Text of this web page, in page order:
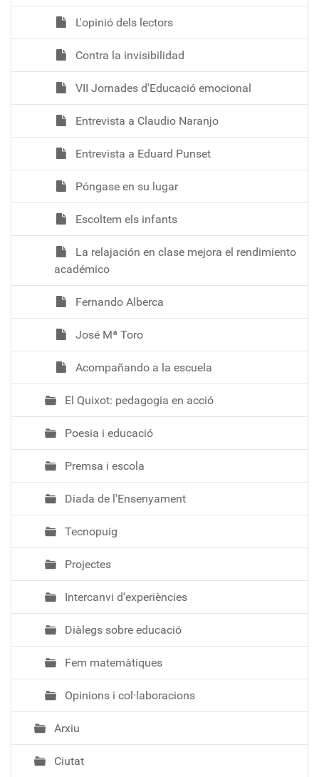
L'opinió dels lectors
Contra la invisibilidad
VII Jornades d'Educació emocional
Entrevista a Claudio Naranjo
Entrevista a Eduard Punset
Póngase en su lugar
Escoltem els infants
La relajación en clase mejora el rendimiento
académico
Fernando Alberca
José Mª Toro
Acompañando a la escuela
El Quixot: pedagogia en acció
Poesia i educació
Premsa i escola
Diada de l'Ensenyament
Tecnopuig
Projectes
Intercanvi d'experiències
Diàlegs sobre educació
Fem matemàtiques
Opinions i col·laboracions
Arxiu
Ciutat